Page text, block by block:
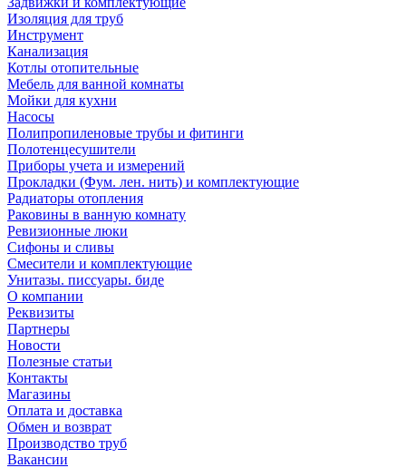
Изоляция для труб
Инструмент
Канализация
Котлы отопительные
Мебель для ванной комнаты
Мойки для кухни
Насосы
Полипропиленовые трубы и фитинги
Полотенцесушители
Приборы учета и измерений
Прокладки (Фум. лен. нить) и комплектующие
Радиаторы отопления
Раковины в ванную комнату
Ревизионные люки
Сифоны и сливы
Смесители и комплектующие
Унитазы. писсуары. биде
О компании
Реквизиты
Партнеры
Новости
Полезные статьи
Контакты
Магазины
Оплата и доставка
Обмен и возврат
Производство труб
Вакансии